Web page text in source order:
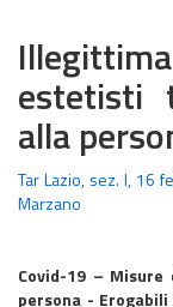
estetisti
alla
Tar Lazio, sez. I, 16
Marzano
Covid-19 –
persona -